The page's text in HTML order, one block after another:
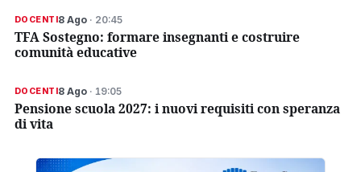
DOCENTI8 Ago· 20:45
TFA Sostegno: formare insegnanti e costruire
comunità educative
DOCENTI8 Ago· 19:05
Pensione scuola 2027: i nuovi requisiti con speranza
di vita